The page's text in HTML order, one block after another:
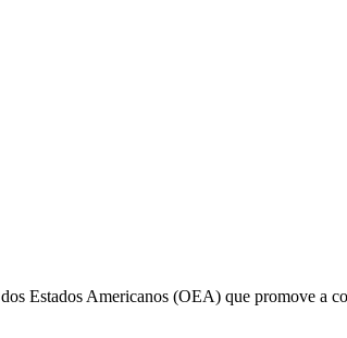
Estados Americanos (OEA) que promove a